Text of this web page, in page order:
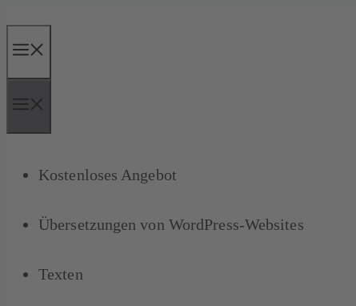
springen
Kostenloses Angebot
Übersetzungen von WordPress-Websites
Texten